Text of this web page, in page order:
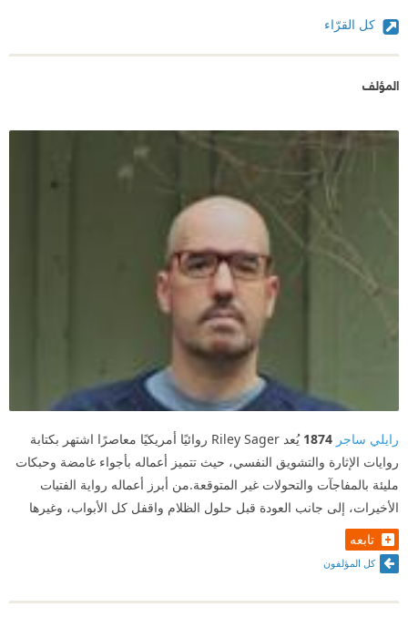
كل القرّاء
المؤلف
رايلي ساجر 1874
يُعد Riley Sager روائيًا أمريكيًا معاصرًا اشتهر بكتابة
روايات الإثارة والتشويق النفسي، حيث تتميز أعماله بأجواء غامضة وحبكات
مليئة بالمفاجآت والتحولات غير المتوقعة.من أبرز أعماله رواية الفتيات
الأخيرات، إلى جانب العودة قبل حلول الظلام واقفل كل الأبواب، وغيرها
تابعه
كل المؤلفون